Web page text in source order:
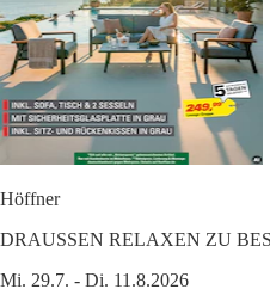
Höffner
DRAUSSEN RELAXEN ZU
Mi. 29.7. - Di. 11.8.2026